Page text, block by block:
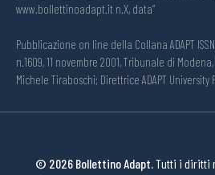
www.bollettinoadapt.it n.X, data“
Pubblicazione on line della Collana ADAPT
n.1609, 11 novembre 2001, Tribunale di
Michele Tiraboschi; Direttrice ADAPT University
© 2026 Bollettino Adapt.Tutti i diritti